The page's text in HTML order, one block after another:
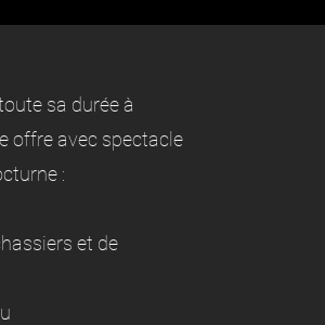
sa durée à
offre avec spectacle
:
et de